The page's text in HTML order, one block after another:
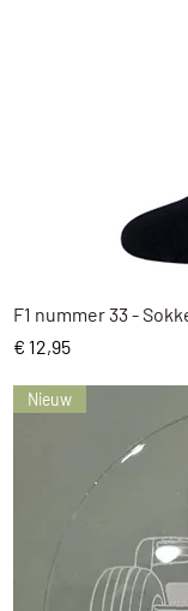
F1 nummer 33 -
Prijs
€ 12,95
Nieuw